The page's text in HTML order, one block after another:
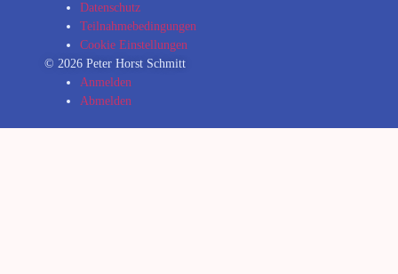
Datenschutz
Teilnahmebedingungen
Cookie Einstellungen
© 2026 Peter Horst Schmitt
Anmelden
Abmelden